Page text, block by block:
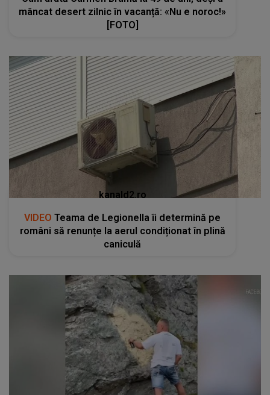
mâncat desert zilnic în vacanță: «Nu e noroc!»
[FOTO]
kanald2.ro
VIDEO Teama de Legionella îi determină pe
români să renunțe la aerul condiționat în plină
caniculă